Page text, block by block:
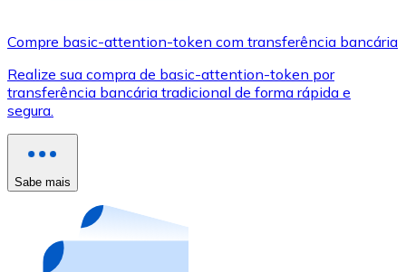
Comprar com cartão
Loja - Cartões-presente
Novo
Compre cartões-presente das suas marcas favoritas
Ir para a loja de cartões-presente
Compre basic-attention-token com transferência bancária
Realize sua compra de basic-attention-token por
transferência bancária tradicional de forma rápida e
segura.
Sabe mais